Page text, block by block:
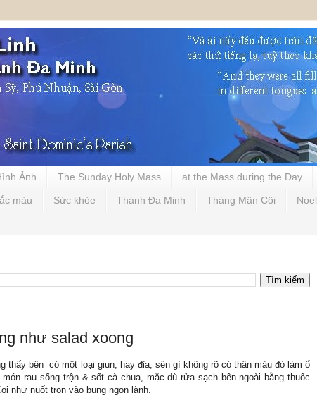
Ảnh The Sunday Holy Mass at the Mass during the Day
màu Sức khỏe Thánh Đa Minh Tháng Mân Côi Noel
như salad xoong
thấy bên có một loại giun, hay đỉa, sên gì không rõ có thân màu đỏ làm ổ
rau sống trộn & sốt cà chua, mặc dù rửa sạch bên ngoài bằng thuốc
như nuốt trọn vào bụng ngon lành.